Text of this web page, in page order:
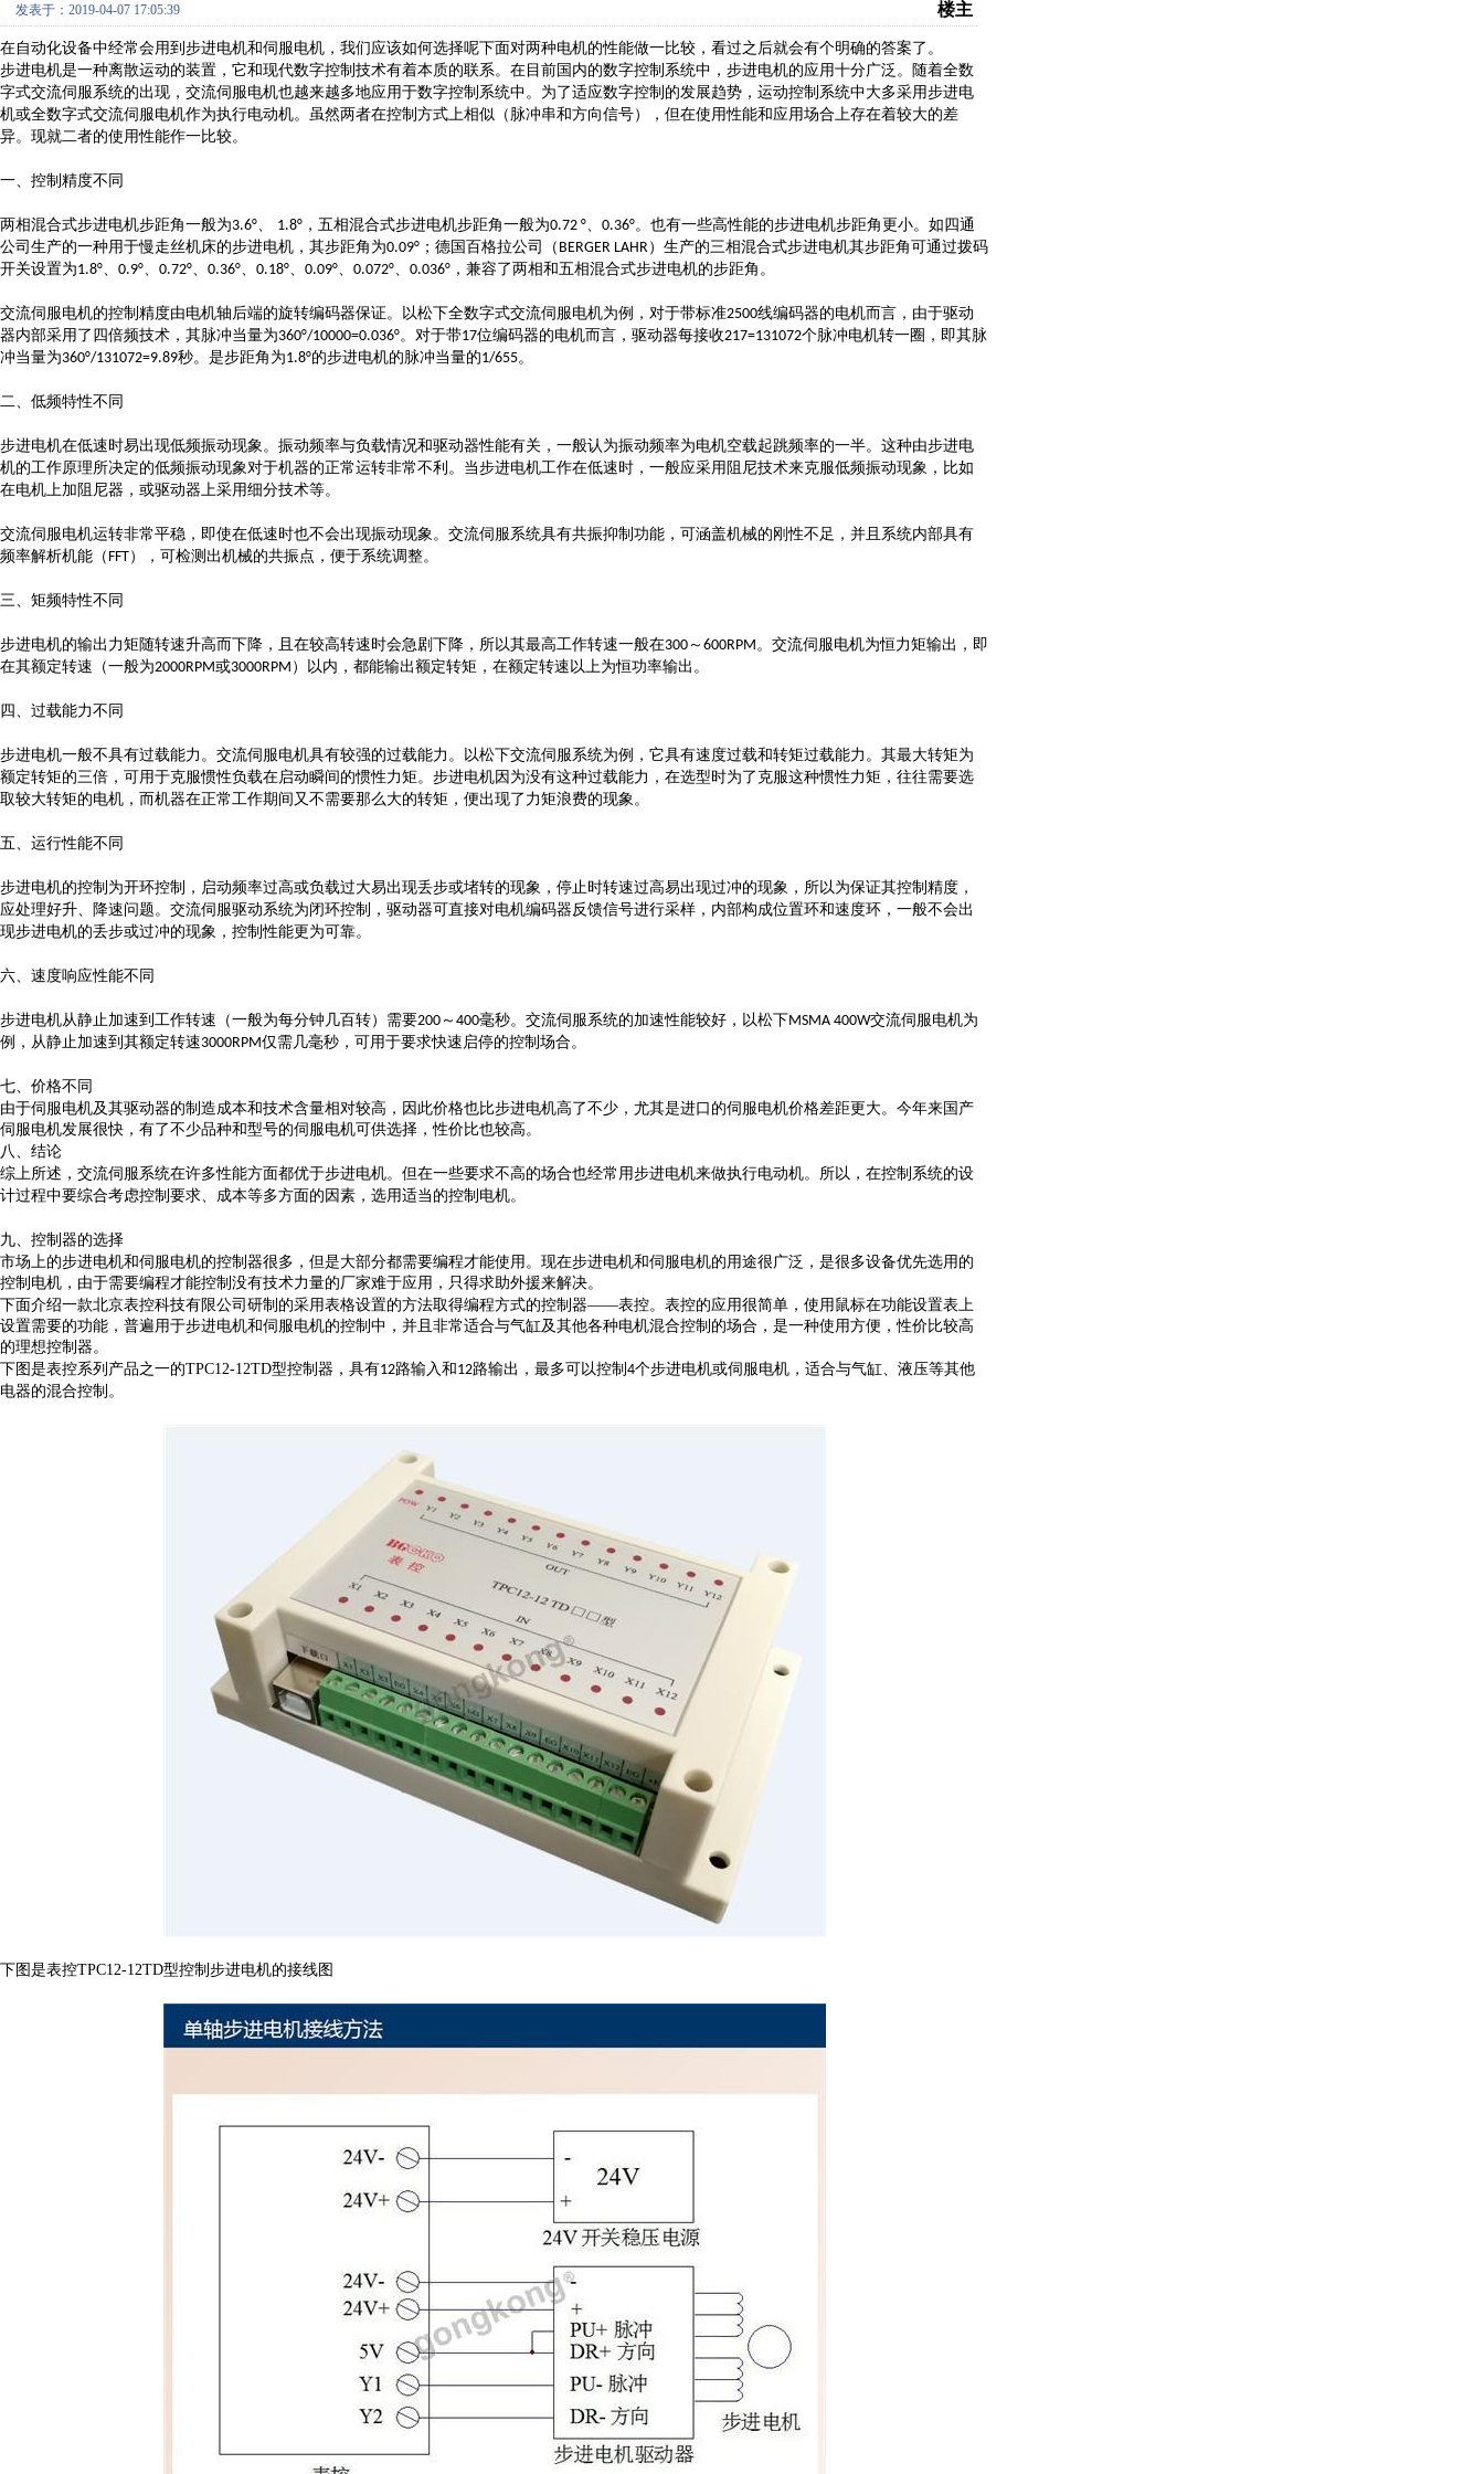
发表于：2019-04-07 17:05:39 楼主
在自动化设备中经常会用到步进电机和伺服电机，我们应该如何选择呢下面对两种电机的性能做一比较，看过之后就会有个明确的答案了。
步进电机是一种离散运动的装置，它和现代数字控制技术有着本质的联系。在目前国内的数字控制系统中，步进电机的应用十分广泛。随着全数
字式交流伺服系统的出现，交流伺服电机也越来越多地应用于数字控制系统中。为了适应数字控制的发展趋势，运动控制系统中大多采用步进电
机或全数字式交流伺服电机作为执行电动机。虽然两者在控制方式上相似（脉冲串和方向信号），但在使用性能和应用场合上存在着较大的差
异。现就二者的使用性能作一比较。
一、控制精度不同
两相混合式步进电机步距角一般为3.6°、 1.8° ，五相混合式步进电机步距角一般为0.72 °、 0.36°。也有一些高性能的步进电机步距角更小。如四通
公司生产的一种用于慢走丝机床的步进电机，其步距角为0.09° ；德国百格拉公司（ BERGER LAHR）生产的三相混合式步进电机其步距角可通过拨码
开关设置为1.8°、 0.9°、 0.72°、 0.36°、 0.18°、 0.09°、 0.072°、 0.036° ，兼容了两相和五相混合式步进电机的步距角。
交流伺服电机的控制精度由电机轴后端的旋转编码器保证。以松下全数字式交流伺服电机为例，对于带标准2500线编码器的电机而言，由于驱动
器内部采用了四倍频技术，其脉冲当量为360°/10000=0.036°。对于带17位编码器的电机而言，驱动器每接收217=131072个脉冲电机转一圈，即其脉
冲当量为360°/131072=9.89秒。是步距角为1.8°的步进电机的脉冲当量的1/655。
二、低频特性不同
步进电机在低速时易出现低频振动现象。振动频率与负载情况和驱动器性能有关，一般认为振动频率为电机空载起跳频率的一半。这种由步进电
机的工作原理所决定的低频振动现象对于机器的正常运转非常不利。当步进电机工作在低速时，一般应采用阻尼技术来克服低频振动现象，比如
在电机上加阻尼器，或驱动器上采用细分技术等。
交流伺服电机运转非常平稳，即使在低速时也不会出现振动现象。交流伺服系统具有共振抑制功能，可涵盖机械的刚性不足，并且系统内部具有
频率解析机能（ FFT），可检测出机械的共振点，便于系统调整。
三、矩频特性不同
步进电机的输出力矩随转速升高而下降，且在较高转速时会急剧下降，所以其最高工作转速一般在300 ～ 600RPM。交流伺服电机为恒力矩输出，即
在其额定转速（一般为2000RPM或3000RPM ）以内，都能输出额定转矩，在额定转速以上为恒功率输出。
四、过载能力不同
步进电机一般不具有过载能力。交流伺服电机具有较强的过载能力。以松下交流伺服系统为例，它具有速度过载和转矩过载能力。其最大转矩为
额定转矩的三倍，可用于克服惯性负载在启动瞬间的惯性力矩。步进电机因为没有这种过载能力，在选型时为了克服这种惯性力矩，往往需要选
取较大转矩的电机，而机器在正常工作期间又不需要那么大的转矩，便出现了力矩浪费的现象。
五、运行性能不同
步进电机的控制为开环控制，启动频率过高或负载过大易出现丢步或堵转的现象，停止时转速过高易出现过冲的现象，所以为保证其控制精度，
应处理好升、降速问题。交流伺服驱动系统为闭环控制，驱动器可直接对电机编码器反馈信号进行采样，内部构成位置环和速度环，一般不会出
现步进电机的丢步或过冲的现象，控制性能更为可靠。
六、速度响应性能不同
步进电机从静止加速到工作转速（一般为每分钟几百转）需要200 ～ 400毫秒。交流伺服系统的加速性能较好，以松下MSMA 400W交流伺服电机为
例，从静止加速到其额定转速3000RPM仅需几毫秒，可用于要求快速启停的控制场合。
七、价格不同
由于伺服电机及其驱动器的制造成本和技术含量相对较高，因此价格也比步进电机高了不少，尤其是进口的伺服电机价格差距更大。今年来国产
伺服电机发展很快，有了不少品种和型号的伺服电机可供选择，性价比也较高。
八、结论
综上所述，交流伺服系统在许多性能方面都优于步进电机。但在一些要求不高的场合也经常用步进电机来做执行电动机。所以，在控制系统的设
计过程中要综合考虑控制要求、成本等多方面的因素，选用适当的控制电机。
九、控制器的选择
市场上的步进电机和伺服电机的控制器很多，但是大部分都需要编程才能使用。现在步进电机和伺服电机的用途很广泛，是很多设备优先选用的
控制电机，由于需要编程才能控制没有技术力量的厂家难于应用，只得求助外援来解决。
下面介绍一款北京表控科技有限公司研制的采用表格设置的方法取得编程方式的控制器——表控。表控的应用很简单，使用鼠标在功能设置表上
设置需要的功能，普遍用于步进电机和伺服电机的控制中，并且非常适合与气缸及其他各种电机混合控制的场合，是一种使用方便，性价比较高
的理想控制器。
下图是表控系列产品之一的TPC12-12TD型控制器，具有12路输入和 12路输出，最多可以控制 4个步进电机或伺服电机，适合与气缸、液压等其他
电器的混合控制。
下图是表控TPC12-12TD型控制步进电机的接线图